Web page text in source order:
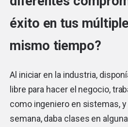
éxito en tus
mismo tiempo?
Al iniciar en la industria,
libre para hacer el negocio,
como ingeniero en sistemas,
semana, daba clases en